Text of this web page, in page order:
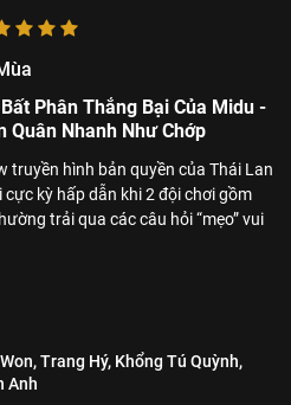
Phân Thắng Bại Của Midu -
Quân Nhanh Như Chớp
truyền hình bản quyền của Thái Lan
kỳ hấp dẫn khi 2 đội chơi gồm
trải qua các câu hỏi “mẹo” vui
Trang Hý, Khổng Tú Quỳnh,
Anh